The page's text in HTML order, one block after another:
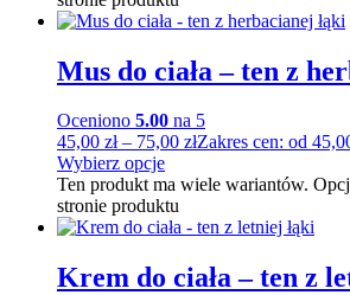
Mus do ciała – ten z
Oceniono 5.00 na 5
45,00 zł – 75,00 złZakres cen: od
Wybierz opcje
Ten produkt ma wiele wariantów.
stronie produktu
Krem do ciała – ten z